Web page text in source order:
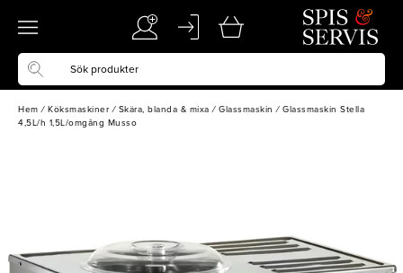
Hem / Köksmaskiner / Skära, blanda & mixa / Glassmaskin / Glassmaskin Stella
4,5L/h 1,5L/omgång Musso